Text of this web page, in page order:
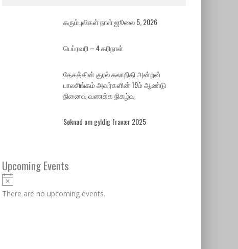
கரும்புலிகள் நாள் ஜூலை 5, 2026
பெப்ரவரி – 4 கரிநாள்
தேசத்தின் குரல் கலாநிதி அன்றன்
பாலசிங்கம் அவர்களின் 19ம் ஆண்டு
நினைவு வணக்க நிகழ்வு
Søknad om gyldig fravær 2025
Upcoming Events
There are no upcoming events.